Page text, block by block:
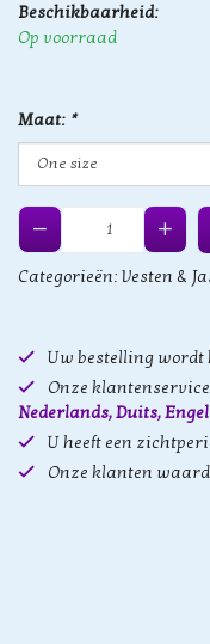
Beschikbaarheid:
Op voorraad
Maat: *
Categorieën: Vesten &
Uw bestelling wordt
Onze
Nederlands, Duits,
U heeft een
Onze klanten